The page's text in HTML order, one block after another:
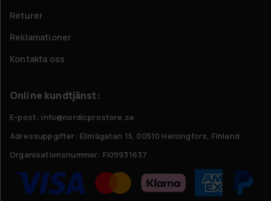
Returer
Reklamationer
Kontakta oss
Online kundtjänst:
E-post: info@nordicprostore.se
Adressuppgifter: Elimägatan 15, 00510 Helsingfors, Finland
Organisationsnummer: FI09931637